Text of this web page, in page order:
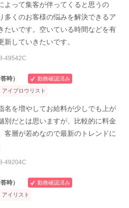
よって集客が伴ってくると思うの
多くのお客様の悩みを解決できるア
たいです。空いている時間などを有
していきたいです。
49542C
時）
勤務確認済み
アイブロウリスト
名を増やしてお給料が少しでも上が
別だとは思いますが、比較的に料金
客層が若めなので最新のトレンドに
49204C
時）
勤務確認済み
アイリスト